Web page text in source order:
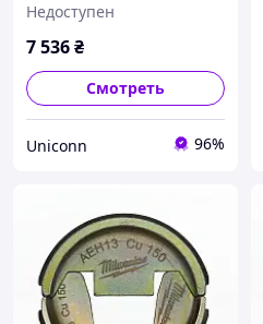
Недоступен
7 536₴
Смотреть
Uniconn 96%